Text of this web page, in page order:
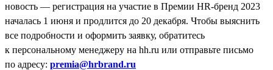
новость — регистрация на участие в Премии HR-бренд 2023
началась 1 июня и продлится до 20 декабря. Чтобы выяснить
все подробности и оформить заявку, обратитесь
к персональному менеджеру на hh.ru или отправьте письмо
по адресу: premia@hrbrand.ru